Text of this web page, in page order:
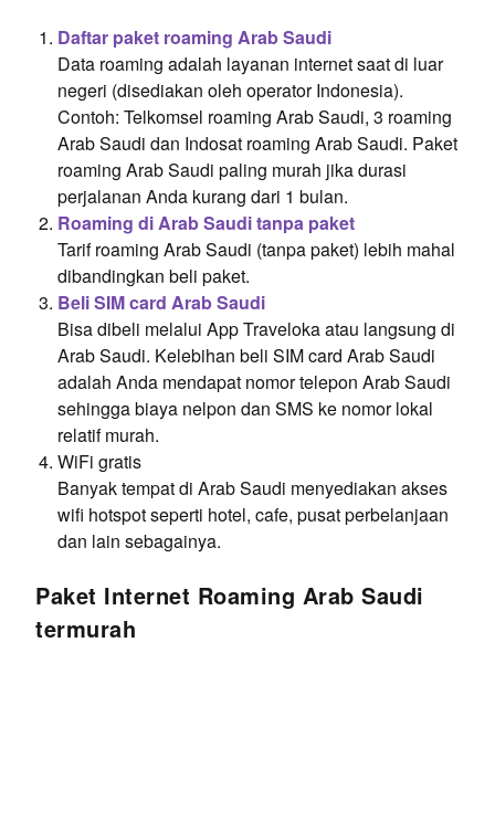
Daftar paket roaming Arab Saudi
Data roaming adalah layanan internet saat di luar
negeri (disediakan oleh operator Indonesia).
Contoh: Telkomsel roaming Arab Saudi, 3 roaming
Arab Saudi dan Indosat roaming Arab Saudi. Paket
roaming Arab Saudi paling murah jika durasi
perjalanan Anda kurang dari 1 bulan.
Roaming di Arab Saudi tanpa paket
Tarif roaming Arab Saudi (tanpa paket) lebih mahal
dibandingkan beli paket.
Beli SIM card Arab Saudi
Bisa dibeli melalui App Traveloka atau langsung di
Arab Saudi. Kelebihan beli SIM card Arab Saudi
adalah Anda mendapat nomor telepon Arab Saudi
sehingga biaya nelpon dan SMS ke nomor lokal
relatif murah.
WiFi gratis
Banyak tempat di Arab Saudi menyediakan akses
wifi hotspot seperti hotel, cafe, pusat perbelanjaan
dan lain sebagainya.
Paket Internet Roaming Arab Saudi
termurah